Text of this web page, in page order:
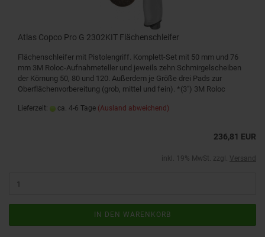
Atlas Copco Pro G 2302KIT Flächenschleifer
Flächenschleifer mit Pistolengriff. Komplett-Set mit 50 mm und 76
mm 3M Roloc-Aufnahmeteller und jeweils zehn Schmirgelscheiben
der Körnung 50, 80 und 120. Außerdem je Größe drei Pads zur
Oberflächenvorbereitung (grob, mittel und fein). *(3") 3M Roloc
Lieferzeit: ca. 4-6 Tage (Ausland abweichend)
236,81 EUR
inkl. 19% MwSt. zzgl. Versand
IN DEN WARENKORB